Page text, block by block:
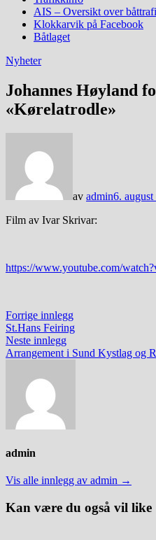
AIS – Oversikt over
Klokkarvik på Facebook
Båtlaget
Nyheter
Johannes Høyland
«Kørelatrodle»
av admin6.
Film av Ivar Skrivar:
https://www.youtube.com/
Innleggsnavigasjon
Forrige innleggForrige
innlegg:
St.Hans Feiring
Neste innleggNeste
innlegg:
Arrangement i Sund Kystlag og
admin
Vis alle innlegg av admin →
Kan være du også vil like